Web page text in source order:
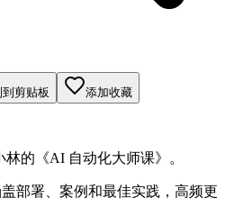
到剪贴板 添加收藏
的《AI 自动化大师课》。
部署、案例和最佳实践，高频更